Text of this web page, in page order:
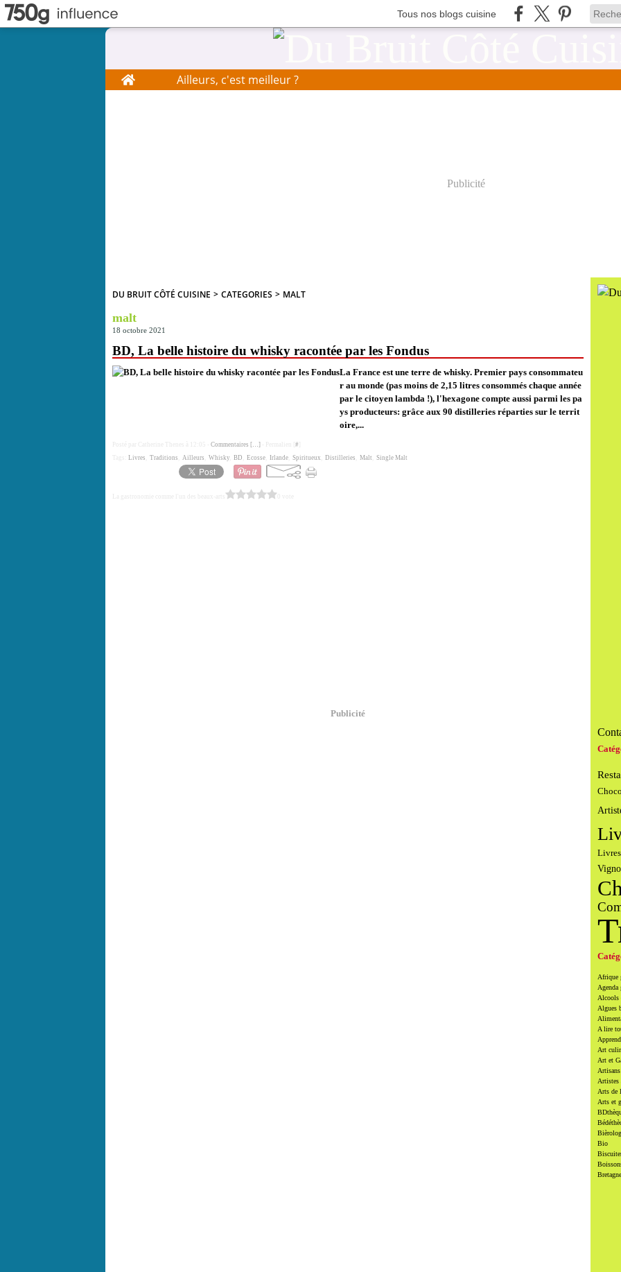
Tous nos blogs cuisine
Home Ailleurs, c'est meilleur ?
Publicité
DU BRUIT CÔTÉ CUISINE > CATEGORIES > MALT
malt
18 octobre 2021
BD, La belle histoire du whisky racontée par les Fondus
La France est une terre de whisky. Premier pays consommateu
r au monde (pas moins de 2,15 litres consommés chaque année
par le citoyen lambda !), l'hexagone compte aussi parmi les pa
ys producteurs: grâce aux 90 distilleries réparties sur le territ
oire,...
Posté par Catherine Thenes à 12:05 - Commentaires […] - Permalien [ #
Livres Traditions Ailleurs Whisky BD Ecosse Irlande Spiritueux Distilleries Malt Single Malt
La gastronomie comme l'un des beaux-arts
Publicité
Afrique
Agenda
Alcools
Algues
A lire
Art
Art et
Artistes
Arts de
Arts et
Bio